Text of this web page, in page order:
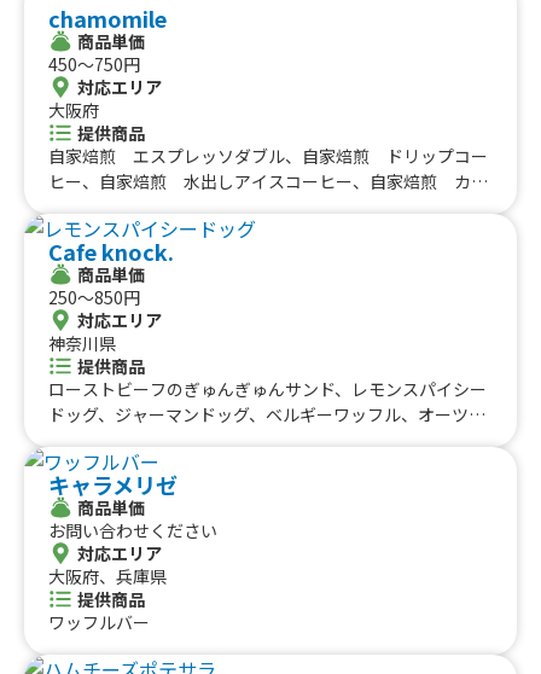
chamomile
商品単価
450〜750円
対応エリア
大阪府
提供商品
自家焙煎 エスプレッソダブル、自家焙煎 ドリップコー
ヒー、自家焙煎 水出しアイスコーヒー、自家焙煎 カプ
イバーミルク、星野村産抹茶・ラテ、チャイティー・ラ
テ、バニラ・ラテ、キャラメル・ラテ、塩キャラメル・ラ
テ、ヘーゼルナッツ・ラテ、マカダミアナッツ・ラテ、テ
ィラミス・ラテ、アーモンド・ラテ、マンゴー・ラテ、ブ
ルーベリー・ラテ、ストロベリー・ラテ、アップル・ラ
テ、果汁100%愛媛みかん、果汁100%青森りんご、ワイ
ナリーこだわりのグレープ、オリジナルタコス、ツナタコ
ス、チーズタコス、アボカドタコス、チキンタコス、ソー
イバーラテ
Cafe knock.
商品単価
250〜850円
対応エリア
神奈川県
提供商品
ローストビーフのぎゅんぎゅんサンド、レモンスパイシー
ドッグ、ジャーマンドッグ、ベルギーワッフル、オーツan
ーヒー各種、ハニーレモンスカッシュ
キャラメリゼ
商品単価
お問い合わせください
対応エリア
大阪府、兵庫県
提供商品
ワッフルバー